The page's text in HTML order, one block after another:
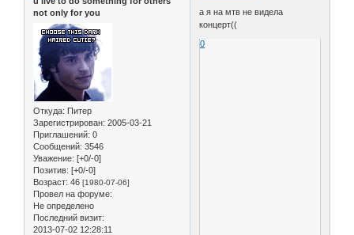
not only for you
Откуда: Питер
Зарегистрирован: 2005-03-21
Приглашений: 0
Сообщений: 3546
Уважение: [+0/-0]
Позитив: [+0/-0]
Возраст: 46 [1980-07-06]
Провел на форуме:
Не определено
Последний визит:
2013-07-02 12:28:11
а я на мтв не видела
концерт((
0